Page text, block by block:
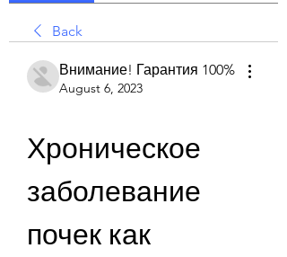
Back
Внимание! Гарантия 100%
August 6, 2023
Хроническое
заболевание
почек как